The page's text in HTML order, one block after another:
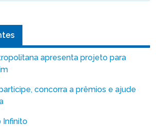
apresenta projeto para
concorra a prêmios e ajude
Infinito